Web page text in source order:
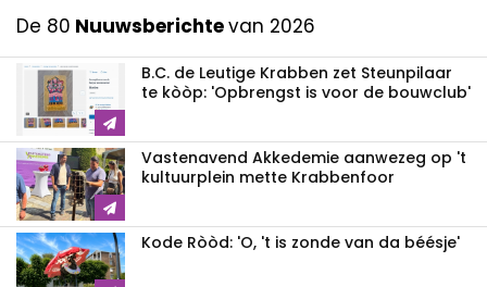
De 80 Nuuwsberichtevan 2026
B.C. de Leutige Krabben zet Steunpilaar
te kòòp: 'Opbrengst is voor de bouwclub'
Vastenavend Akkedemie aanwezeg op 't
kultuurplein mette Krabbenfoor
Kode Ròòd: 'O, 't is zonde van da béésje'